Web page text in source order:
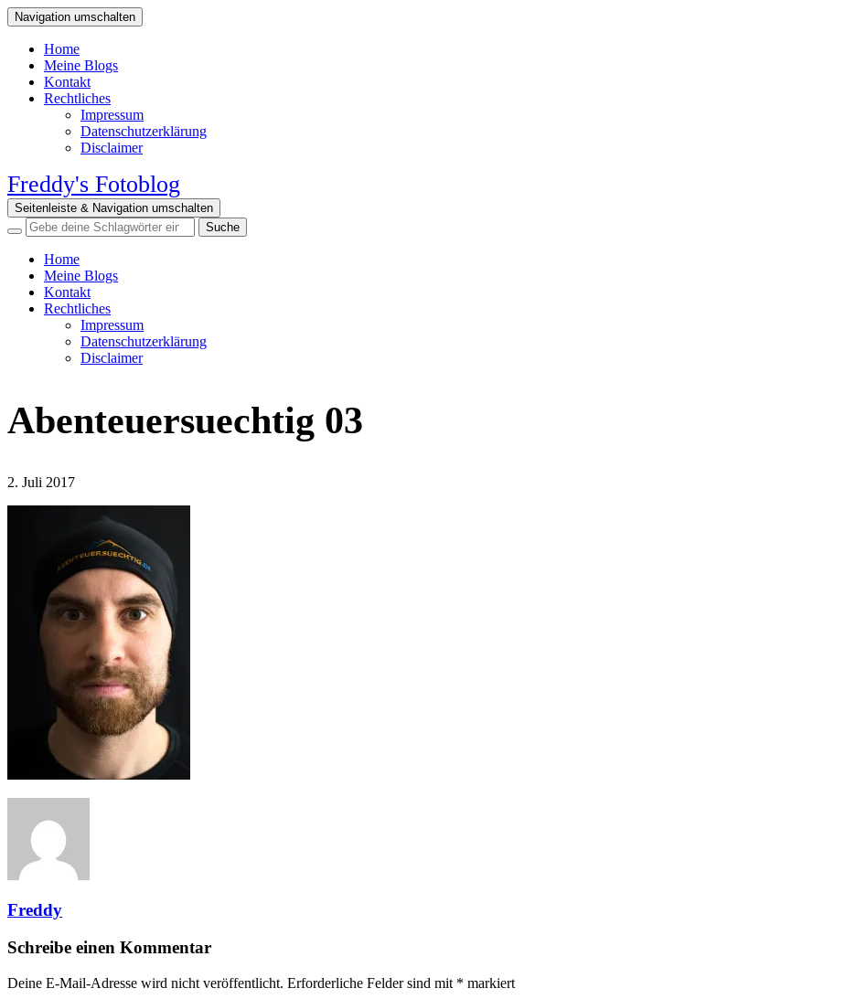
Navigation umschalten
Home
Meine Blogs
Kontakt
Rechtliches
Impressum
Datenschutzerklärung
Disclaimer
Freddy's Fotoblog
Seitenleiste & Navigation umschalten
Home
Meine Blogs
Kontakt
Rechtliches
Impressum
Datenschutzerklärung
Disclaimer
Abenteuersuechtig 03
2. Juli 2017
Freddy
Schreibe einen Kommentar
Deine E-Mail-Adresse wird nicht veröffentlicht. Erforderliche Felder sind mit * markiert